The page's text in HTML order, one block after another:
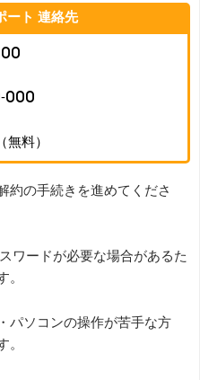
ート 連絡先
000
料）
約の手続きを進めてくださ
ワードが必要な場合があるた
。
パソコンの操作が苦手な方
。